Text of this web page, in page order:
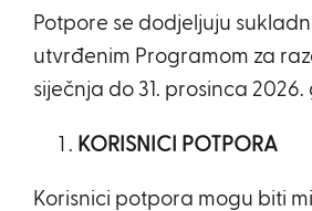
Potpore se dodjeljuju
utvrđenim Programom za
siječnja do 31. prosinca 2026.
KORISNICI POTPORA
Korisnici potpora mogu biti